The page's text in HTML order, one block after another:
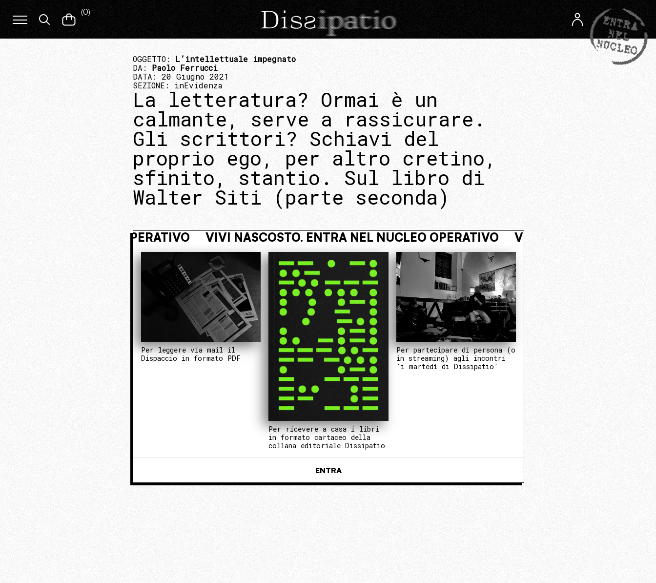
(0)
OGGETTO: L’intellettuale impegnato
DA: Paolo Ferrucci
DATA: 20 Giugno 2021
SEZIONE: inEvidenza
La letteratura? Ormai è un
calmante, serve a rassicurare.
Gli scrittori? Schiavi del
proprio ego, per altro cretino,
sfinito, stantio. Sul libro di
Walter Siti (parte seconda)
ENTRA NEL NUCLEO OPERATIVO VIVI NASCOSTO. ENTRA NEL NUCLEO OPERATIVO
Per leggere via mail il
Dispaccio in formato PDF
Per ricevere a casa i libri
in formato cartaceo della
collana editoriale Dissipatio
Per partecipare di persona (o
in streaming) agli incontri
'i martedì di Dissipatio'
ENTRA